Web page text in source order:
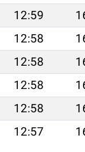
12:59
12:58
12:58
12:58
12:58
12:57